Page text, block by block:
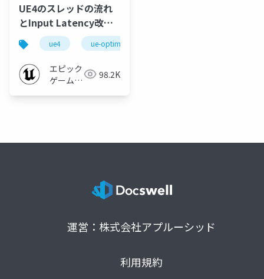
UE4のスレッドの流れ
とInput Latency改善
の仕組み【2019】
ue4 ue-optimize
エピック
ゲームズ
98.2K
運営：株式会社アプルーシッド
利用規約